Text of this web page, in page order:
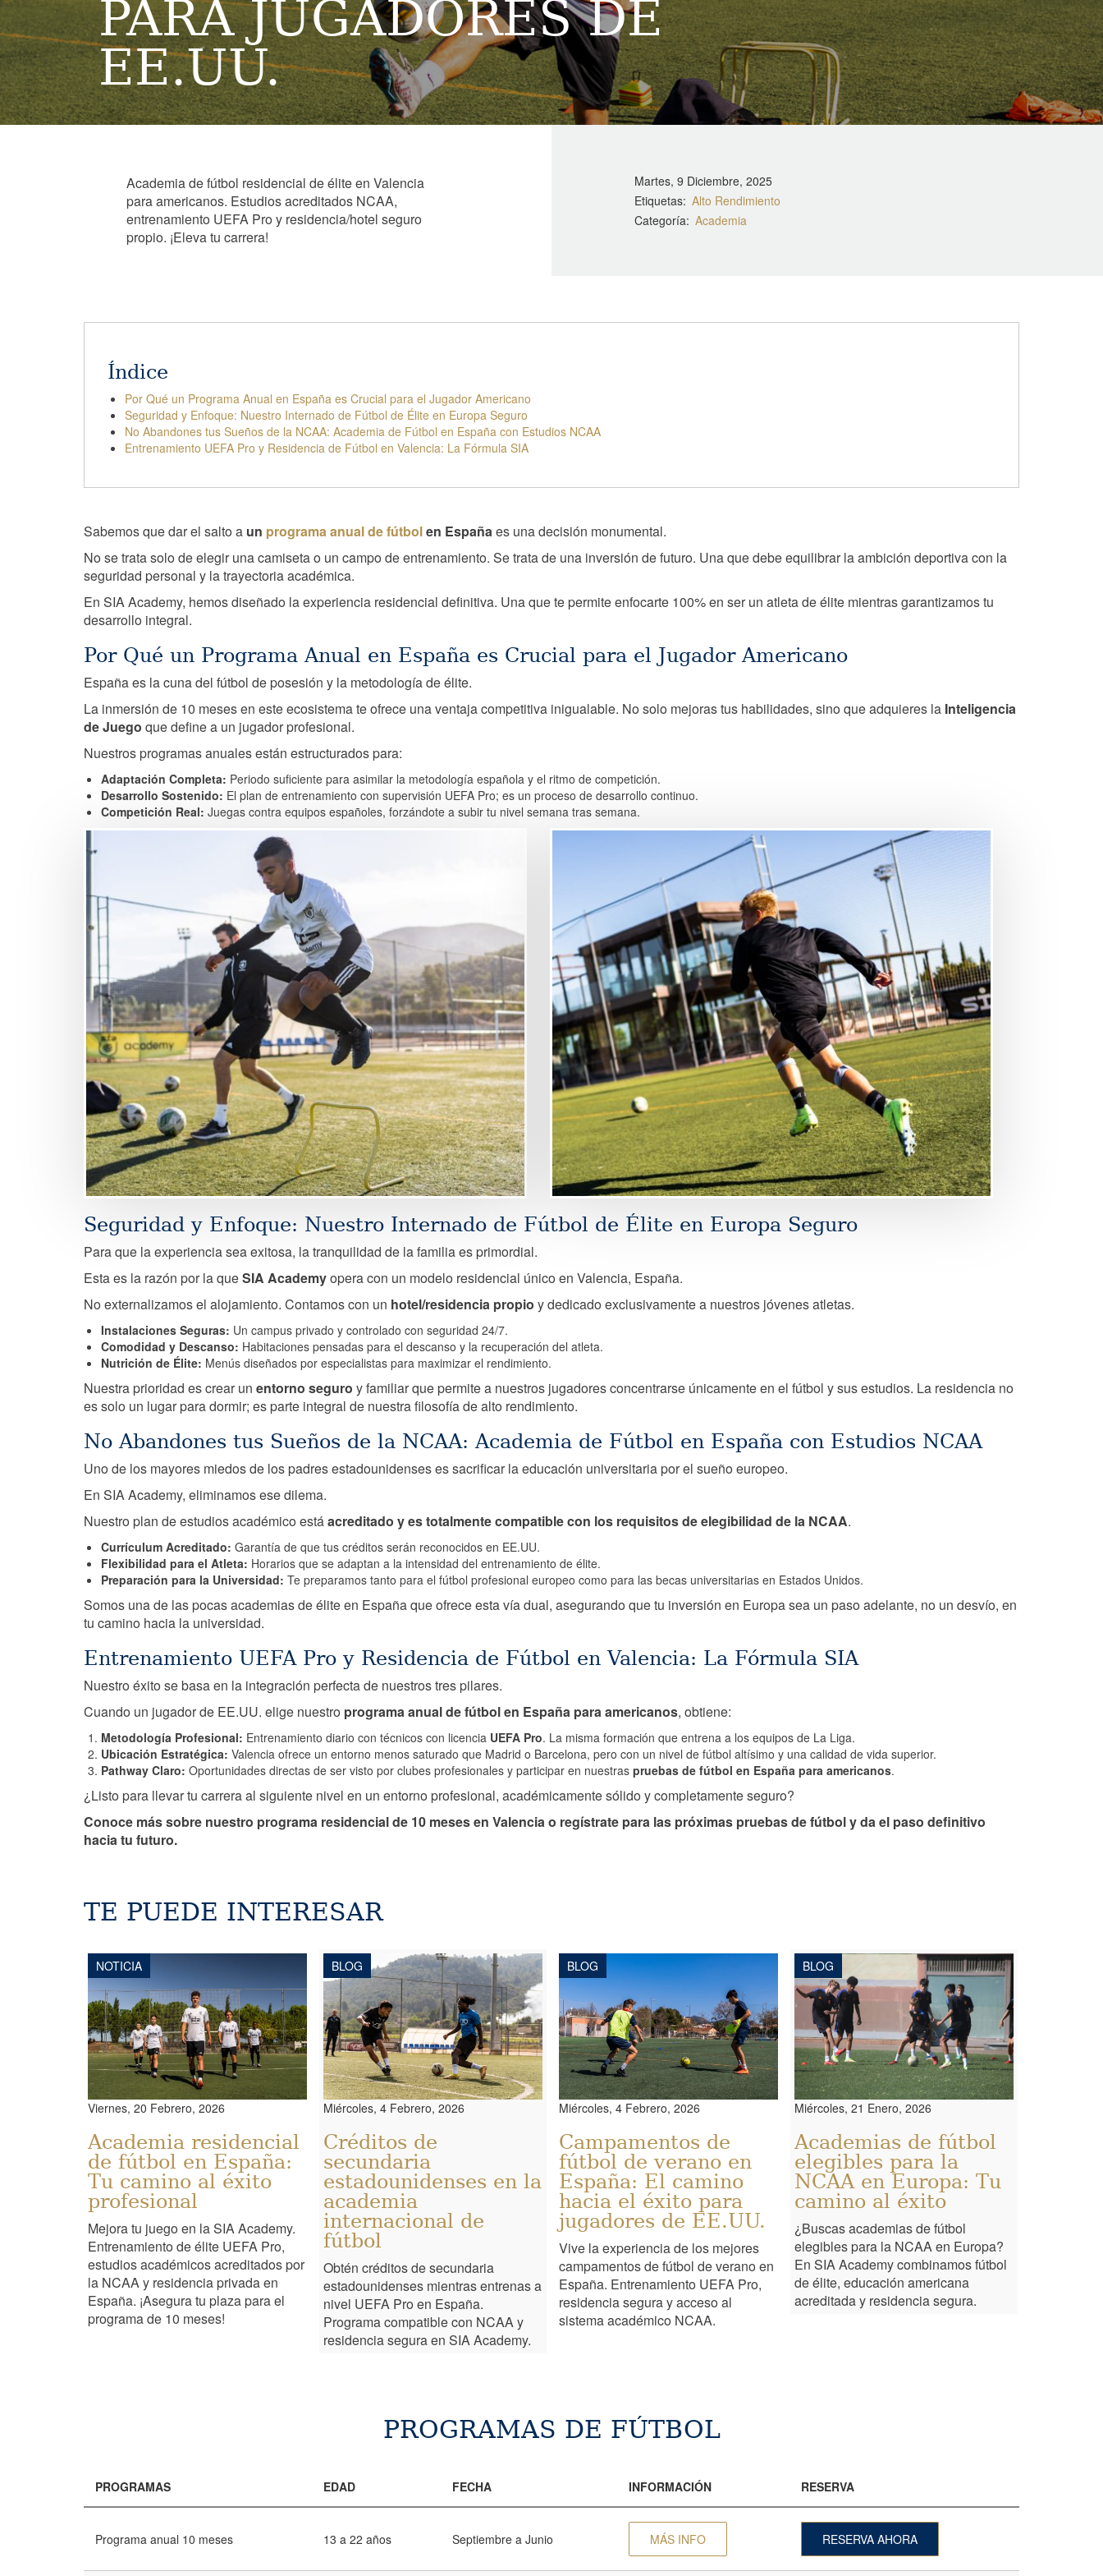
PARA JUGADORES DE
EE.UU.
Academia de fútbol residencial de élite en Valencia
para americanos. Estudios acreditados NCAA,
entrenamiento UEFA Pro y residencia/hotel seguro
propio. ¡Eleva tu carrera!
Martes, 9 Diciembre, 2025
Etiquetas Alto Rendimiento
Categoría Academia
Índice
Por Qué un Programa Anual en España es Crucial para el Jugador Americano
Seguridad y Enfoque: Nuestro Internado de Fútbol de Élite en Europa Seguro
No Abandones tus Sueños de la NCAA: Academia de Fútbol en España con Estudios NCAA
Entrenamiento UEFA Pro y Residencia de Fútbol en Valencia: La Fórmula SIA
Sabemos que dar el salto a un programa anual de fútbolen Españaes una decisión monumental.
No se trata solo de elegir una camiseta o un campo de entrenamiento. Se trata de una inversión de futuro. Una que debe equilibrar la ambición deportiva con la
seguridad personal y la trayectoria académica.
En SIA Academy, hemos diseñado la experiencia residencial definitiva. Una que te permite enfocarte 100% en ser un atleta de élite mientras garantizamos tu
desarrollo integral.
Por Qué un Programa Anual en España es Crucial para el Jugador Americano
España es la cuna del fútbol de posesión y la metodología de élite.
La inmersión de 10 meses en este ecosistema te ofrece una ventaja competitiva inigualable. No solo mejoras tus habilidades, sino que adquieres la Inteligencia
de Juego que define a un jugador profesional.
Nuestros programas anuales están estructurados para:
Adaptación Completa: Periodo suficiente para asimilar la metodología española y el ritmo de competición.
Desarrollo Sostenido: El plan de entrenamiento con supervisión UEFA Pro; es un proceso de desarrollo continuo.
Competición Real: Juegas contra equipos españoles, forzándote a subir tu nivel semana tras semana.
Image
Image
Seguridad y Enfoque: Nuestro Internado de Fútbol de Élite en Europa Seguro
Para que la experiencia sea exitosa, la tranquilidad de la familia es primordial.
Esta es la razón por la queSIA Academyopera con un modelo residencial único en Valencia, España.
No externalizamos el alojamiento. Contamos con un hotel/residencia propio y dedicado exclusivamente a nuestros jóvenes atletas.
Instalaciones Seguras: Un campus privado y controlado con seguridad 24/7.
Comodidad y Descanso: Habitaciones pensadas para el descanso y la recuperación del atleta.
Nutrición de Élite: Menús diseñados por especialistas para maximizar el rendimiento.
Nuestra prioridad es crear un entorno seguro y familiar que permite a nuestros jugadores concentrarse únicamente en el fútbol y sus estudios. La residencia no
es solo un lugar para dormir; es parte integral de nuestra filosofía de alto rendimiento.
No Abandones tus Sueños de la NCAA: Academia de Fútbol en España con Estudios NCAA
Uno de los mayores miedos de los padres estadounidenses es sacrificar la educación universitaria por el sueño europeo.
En SIA Academy, eliminamos ese dilema.
Nuestro plan de estudios académico estáacreditado y es totalmente compatible con los requisitos de elegibilidad de la NCAA.
Currículum Acreditado: Garantía de que tus créditos serán reconocidos en EE.UU.
Flexibilidad para el Atleta: Horarios que se adaptan a la intensidad del entrenamiento de élite.
Preparación para la Universidad: Te preparamos tanto para el fútbol profesional europeo como para las becas universitarias en Estados Unidos.
Somos una de las pocas academias de élite en España que ofrece esta vía dual, asegurando que tu inversión en Europa sea un paso adelante, no un desvío, en
tu camino hacia la universidad.
Entrenamiento UEFA Pro y Residencia de Fútbol en Valencia: La Fórmula SIA
Nuestro éxito se basa en la integración perfecta de nuestros tres pilares.
Cuando un jugador de EE.UU. elige nuestro programa anual de fútbol en España para americanos, obtiene:
Metodología Profesional: Entrenamiento diario con técnicos con licencia UEFA Pro. La misma formación que entrena a los equipos de La Liga.
Ubicación Estratégica: Valencia ofrece un entorno menos saturado que Madrid o Barcelona, pero con un nivel de fútbol altísimo y una calidad de vida superior.
Pathway Claro: Oportunidades directas de ser visto por clubes profesionales y participar en nuestras pruebas de fútbol en España para americanos.
¿Listo para llevar tu carrera al siguiente nivel en un entorno profesional, académicamente sólido y completamente seguro?
Conoce más sobre nuestro programa residencial de 10 meses en Valencia o regístrate para las próximas pruebas de fútbol y da el paso definitivo
hacia tu futuro.
TE PUEDE INTERESAR
NOTICIA
Viernes, 20 Febrero, 2026
Academia residencial
de fútbol en España:
Tu camino al éxito
profesional
Mejora tu juego en la SIA Academy.
Entrenamiento de élite UEFA Pro,
estudios académicos acreditados por
la NCAA y residencia privada en
España. ¡Asegura tu plaza para el
programa de 10 meses!
BLOG
Miércoles, 4 Febrero, 2026
Créditos de
secundaria
estadounidenses en la
academia
internacional de
fútbol
Obtén créditos de secundaria
estadounidenses mientras entrenas a
nivel UEFA Pro en España.
Programa compatible con NCAA y
residencia segura en SIA Academy.
BLOG
Miércoles, 4 Febrero, 2026
Campamentos de
fútbol de verano en
España: El camino
hacia el éxito para
jugadores de EE.UU.
Vive la experiencia de los mejores
campamentos de fútbol de verano en
España. Entrenamiento UEFA Pro,
residencia segura y acceso al
sistema académico NCAA.
BLOG
Miércoles, 21 Enero, 2026
Academias de fútbol
elegibles para la
NCAA en Europa: Tu
camino al éxito
¿Buscas academias de fútbol
elegibles para la NCAA en Europa?
En SIA Academy combinamos fútbol
de élite, educación americana
acreditada y residencia segura.
PROGRAMAS DE FÚTBOL
PROGRAMAS EDAD FECHA INFORMACIÓN RESERVA
Programa anual 10 meses 13 a 22 años Septiembre a Junio MÁS INFO RESERVA AHORA